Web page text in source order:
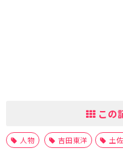
この
人物 吉田東洋 土